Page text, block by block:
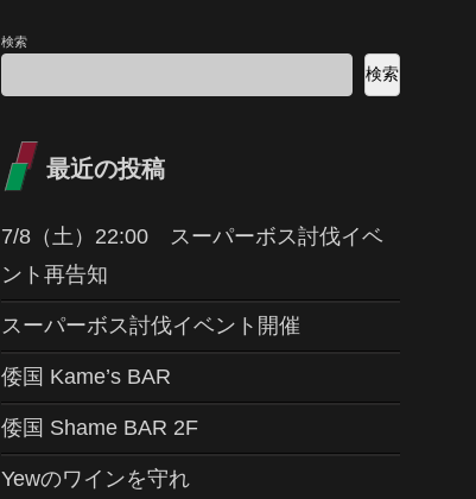
検索
検索
最近の投稿
7/8（土）22:00 スーパーボス討伐イベ
ント再告知
スーパーボス討伐イベント開催
倭国 Kame’s BAR
倭国 Shame BAR 2F
Yewのワインを守れ